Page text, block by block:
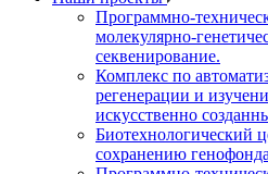
Программно-
молекулярно-
секвенирование.
Комплекс по
регенерации и
искусственно
Биотехнологический
сохранению